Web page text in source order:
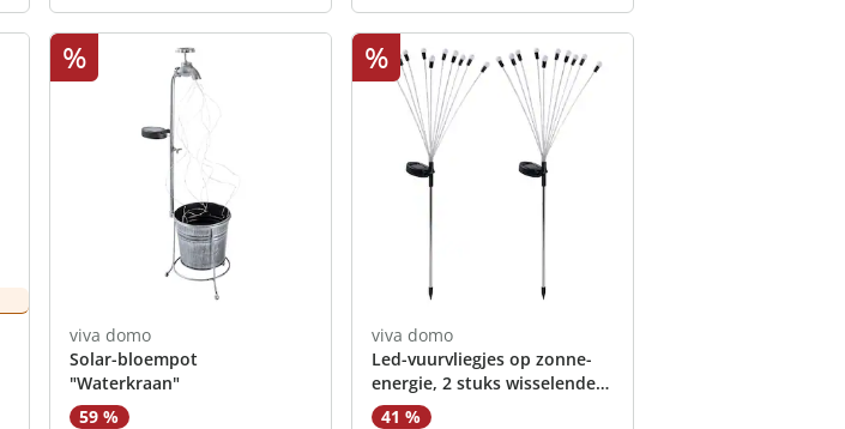
%
viva domo
Solar-bloempot
"Waterkraan"
59 %
%
viva domo
Led-vuurvliegjes op zonne-
energie, 2 stuks wisselende
kleuren
41 %